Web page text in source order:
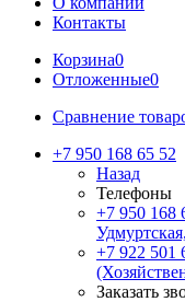
Контакты
Корзина0
Отложенные0
Сравнение
+7 950 168 65 52
Назад
Телефоны
+7 950 168
+7 922 501
Заказать